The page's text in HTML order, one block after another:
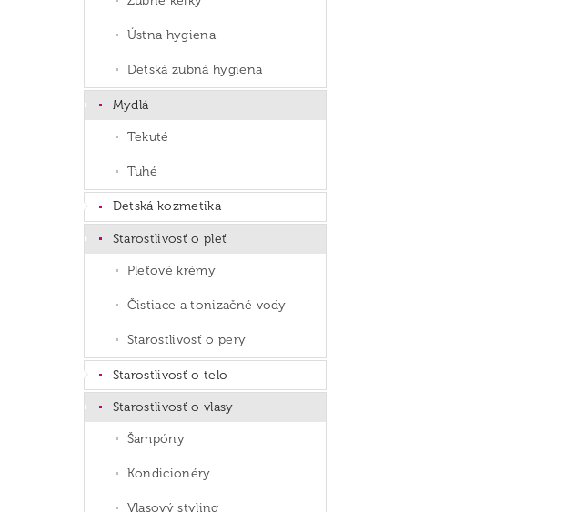
Ústna hygiena
Detská zubná hygiena
Mydlá
Tekuté
Tuhé
Detská kozmetika
Starostlivosť o pleť
Pleťové krémy
Čistiace a tonizačné vody
Starostlivosť o pery
Starostlivosť o telo
Starostlivosť o vlasy
Šampóny
Kondicionéry
Vlasový styling